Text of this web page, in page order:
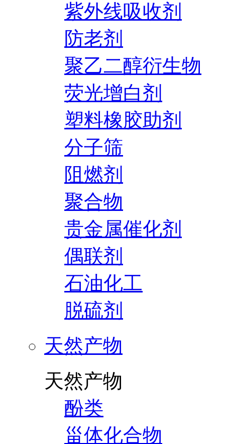
紫外线吸收剂
防老剂
聚乙二醇衍生物
荧光增白剂
塑料橡胶助剂
分子筛
阻燃剂
聚合物
贵金属催化剂
偶联剂
石油化工
脱硫剂
天然产物
天然产物
酚类
甾体化合物